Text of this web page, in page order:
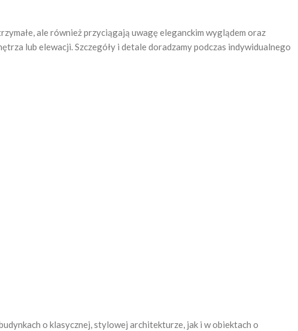
ale również przyciągają uwagę eleganckim wyglądem oraz
lub elewacji. Szczegóły i detale doradzamy podczas indywidualnego
o klasycznej, stylowej architekturze, jak i w obiektach o